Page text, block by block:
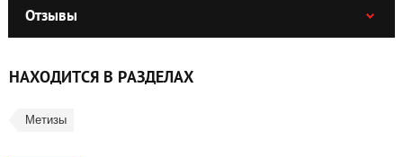
Отзывы
НАХОДИТСЯ В РАЗДЕЛАХ
Метизы